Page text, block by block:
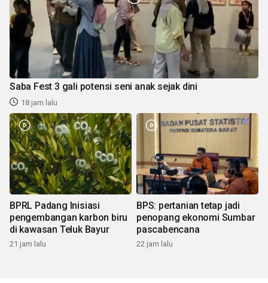
Saba Fest 3 gali potensi seni anak sejak dini
18 jam lalu
BPRL Padang Inisiasi
pengembangan karbon biru
di kawasan Teluk Bayur
21 jam lalu
BPS: pertanian tetap jadi
penopang ekonomi Sumbar
pascabencana
22 jam lalu